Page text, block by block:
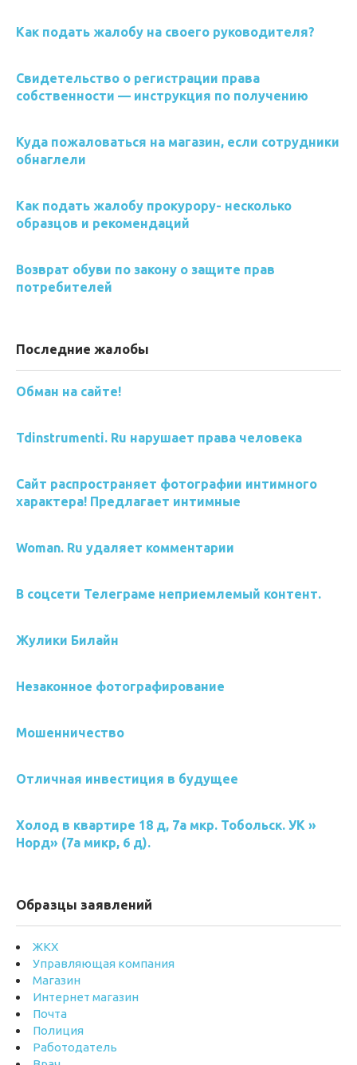
Как подать жалобу на своего руководителя?
Свидетельство о регистрации права
собственности — инструкция по получению
Куда пожаловаться на магазин, если сотрудники
обнаглели
Как подать жалобу прокурору- несколько
образцов и рекомендаций
Возврат обуви по закону о защите прав
потребителей
Последние жалобы
Обман на сайте!
Tdinstrumenti. Ru нарушает права человека
Сайт распространяет фотографии интимного
характера! Предлагает интимные
Woman. Ru удаляет комментарии
В соцсети Телеграме неприемлемый контент.
Жулики Билайн
Незаконное фотографирование
Мошенничество
Отличная инвестиция в будущее
Холод в квартире 18 д, 7а мкр. Тобольск. УК »
Норд» (7а микр, 6 д).
Образцы заявлений
ЖКХ
Управляющая компания
Магазин
Интернет магазин
Почта
Полиция
Работодатель